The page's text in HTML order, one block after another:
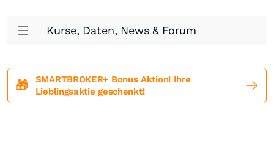
Kurse, Daten, News & Forum
🎁
SMARTBROKER+ Bonus Aktion! Ihre
Lieblingsaktie geschenkt!